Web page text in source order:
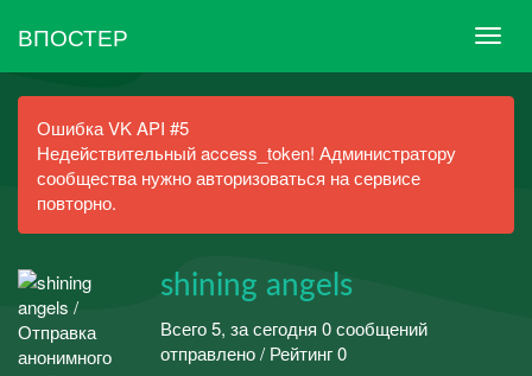
ВПОСТЕР
Ошибка VK API #5
Недействительный access_token! Администратору
сообщества нужно авторизоваться на сервисе
повторно.
shining angels
Всего 5, за сегодня 0 сообщений
отправлено / Рейтинг 0